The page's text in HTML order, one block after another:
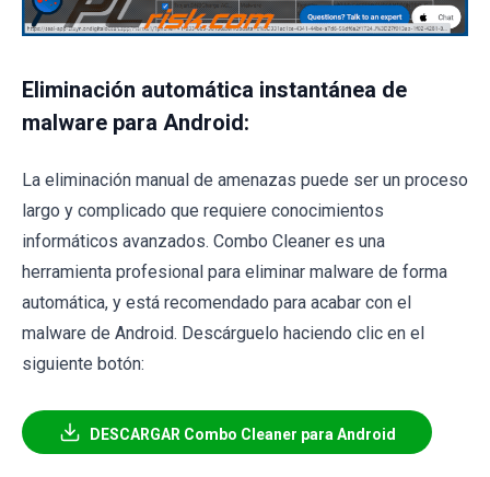
Eliminación automática instantánea de
malware para Android:
La eliminación manual de amenazas puede ser un proceso
largo y complicado que requiere conocimientos
informáticos avanzados. Combo Cleaner es una
herramienta profesional para eliminar malware de forma
automática, y está recomendado para acabar con el
malware de Android. Descárguelo haciendo clic en el
siguiente botón:
DESCARGAR Combo Cleaner para Android